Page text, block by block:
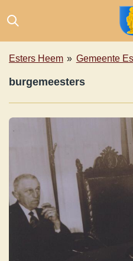
direct
naar
de
Esters Heem » Gemeente
burgemeesters